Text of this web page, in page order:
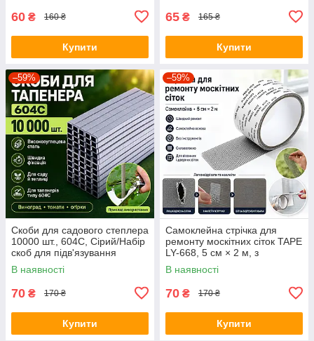
60 ₴ 160 ₴
Купити
65 ₴ 165 ₴
Купити
–59%
Скоби для садового степлера
10000 шт., 604С, Сірий/Набір
скоб для підв'язування
рослин
В наявності
70 ₴ 170 ₴
Купити
–59%
Самоклейна стрічка для
ремонту москітних сіток TAPE
LY-668, 5 см × 2 м, з
фібергласу
В наявності
70 ₴ 170 ₴
Купити